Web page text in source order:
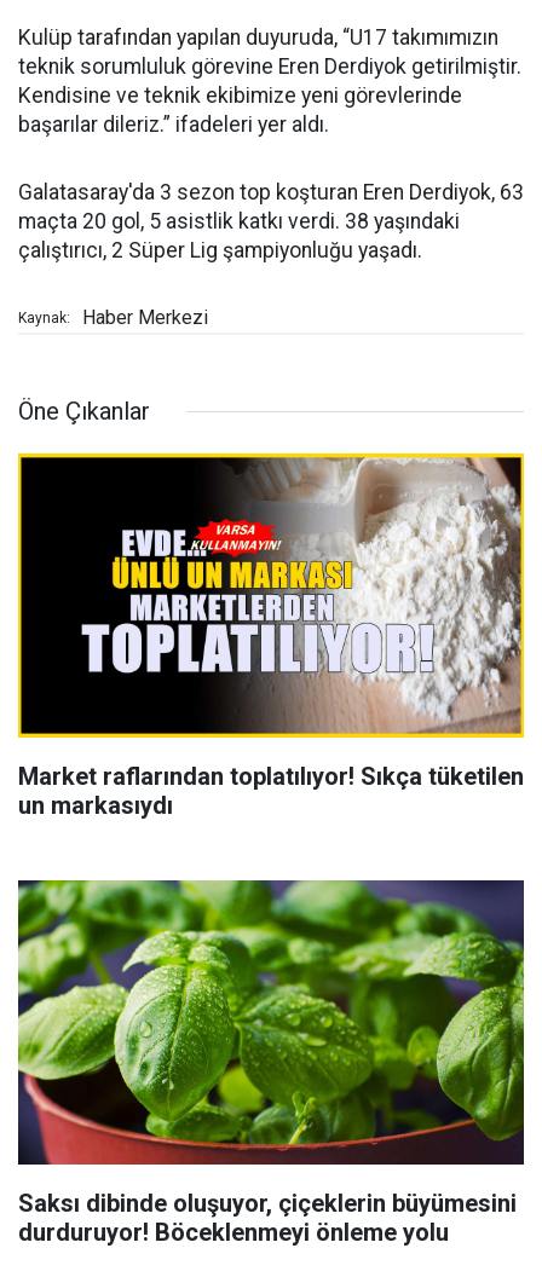
Kulüp tarafından yapılan duyuruda, “U17 takımımızın
teknik sorumluluk görevine Eren Derdiyok getirilmiştir.
Kendisine ve teknik ekibimize yeni görevlerinde
başarılar dileriz.” ifadeleri yer aldı.
Galatasaray'da 3 sezon top koşturan Eren Derdiyok, 63
maçta 20 gol, 5 asistlik katkı verdi. 38 yaşındaki
çalıştırıcı, 2 Süper Lig şampiyonluğu yaşadı.
Kaynak: Haber Merkezi
Öne Çıkanlar
Market raflarından toplatılıyor! Sıkça tüketilen
un markasıydı
Saksı dibinde oluşuyor, çiçeklerin büyümesini
durduruyor! Böceklenmeyi önleme yolu